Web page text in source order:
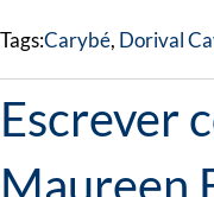
Tags:Carybé, Dorival
Escrever
Maureen